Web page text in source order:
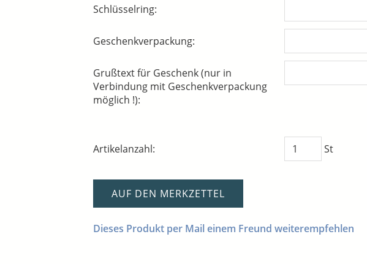
Schlüsselring:
Geschenkverpackung:
Grußtext für Geschenk (nur in
Verbindung mit Geschenkverpackung
möglich !):
Artikelanzahl: St
AUF DEN MERKZETTEL
Dieses Produkt per Mail einem Freund weiterempfehlen